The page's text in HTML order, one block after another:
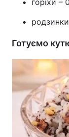
горіхи –
Готуємо